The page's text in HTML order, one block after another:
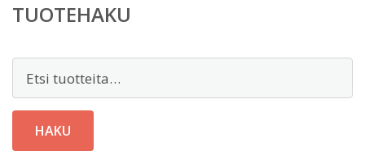
TUOTEHAKU
HAKU